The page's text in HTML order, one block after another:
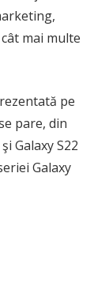
mai multe
pe
pare, din
Galaxy S22
Galaxy